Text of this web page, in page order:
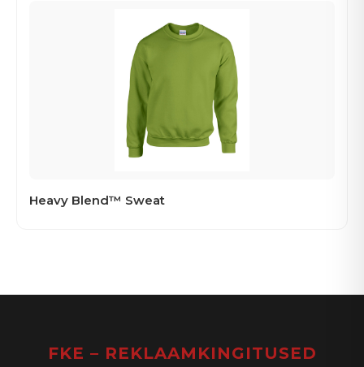
Heavy Blend™ Sweat
FKE – REKLAAMKINGITUSED